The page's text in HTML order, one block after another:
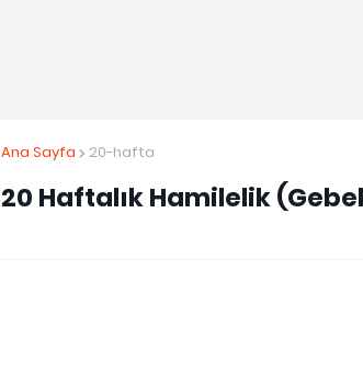
Ana Sayfa 20-hafta
20 Haftalık Hamilelik